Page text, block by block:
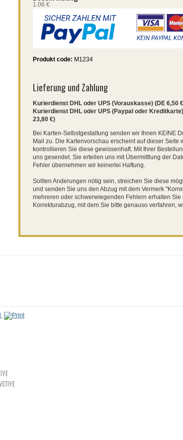
1.06 €
Produkt code: M1234
Lieferung und Zahlung
Kurierdienst DHL oder UPS (Vorauskasse) (DE 6,50
Kurierdienst DHL oder UPS (Paypal oder Kreditkarte)
23,80 €)
Bei Karten-Selbstgestaltung senden wir Ihnen KEINE
Mail zu. Die Kartenvorschau erscheint auf dieser Seite
kontrollieren Sie diese gewissenhaft. Mit Ihrer
uns gesendet. Sie erteilen uns mit Übermittlung der
Fehler übernehmen wir keinerlei Haftung.
Sollten Anderungen nötig sein, streichen Sie diese
und senden Sie uns den Abzug mit dem Vermerk
mehreren oder schwerwiegenden Fehlern erhalten Sie
Korrekturabzug, mit dem Sie bitte genauso verfahren,